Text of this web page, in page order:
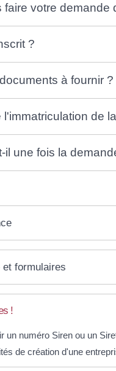
faire votre demande
?
à fournir ?
l'immatriculation de
il une fois la
formulaires
!
un numéro Siren ou un
de création d'une